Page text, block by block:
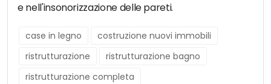
e nell'insonorizzazione delle pareti.
case in legno
costruzione nuovi immobili
ristrutturazione
ristrutturazione bagno
ristrutturazione completa